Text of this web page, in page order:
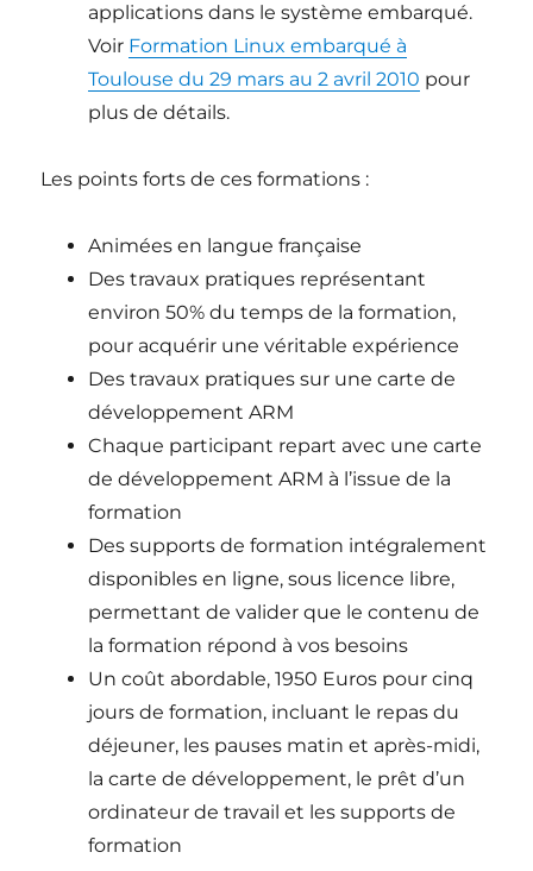
applications dans le système embarqué.
Voir Formation Linux embarqué à
Toulouse du 29 mars au 2 avril 2010 pour
plus de détails.
Les points forts de ces formations :
Animées en langue française
Des travaux pratiques représentant
environ 50% du temps de la formation,
pour acquérir une véritable expérience
Des travaux pratiques sur une carte de
développement ARM
Chaque participant repart avec une carte
de développement ARM à l’issue de la
formation
Des supports de formation intégralement
disponibles en ligne, sous licence libre,
permettant de valider que le contenu de
la formation répond à vos besoins
Un coût abordable, 1950 Euros pour cinq
jours de formation, incluant le repas du
déjeuner, les pauses matin et après-midi,
la carte de développement, le prêt d’un
ordinateur de travail et les supports de
formation